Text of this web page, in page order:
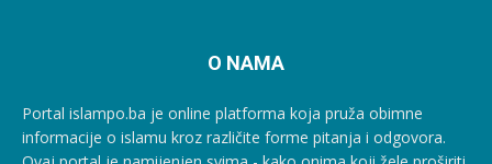
O NAMA
Portal islampo.ba je online platforma koja pruža obimne
informacije o islamu kroz različite forme pitanja i odgovora.